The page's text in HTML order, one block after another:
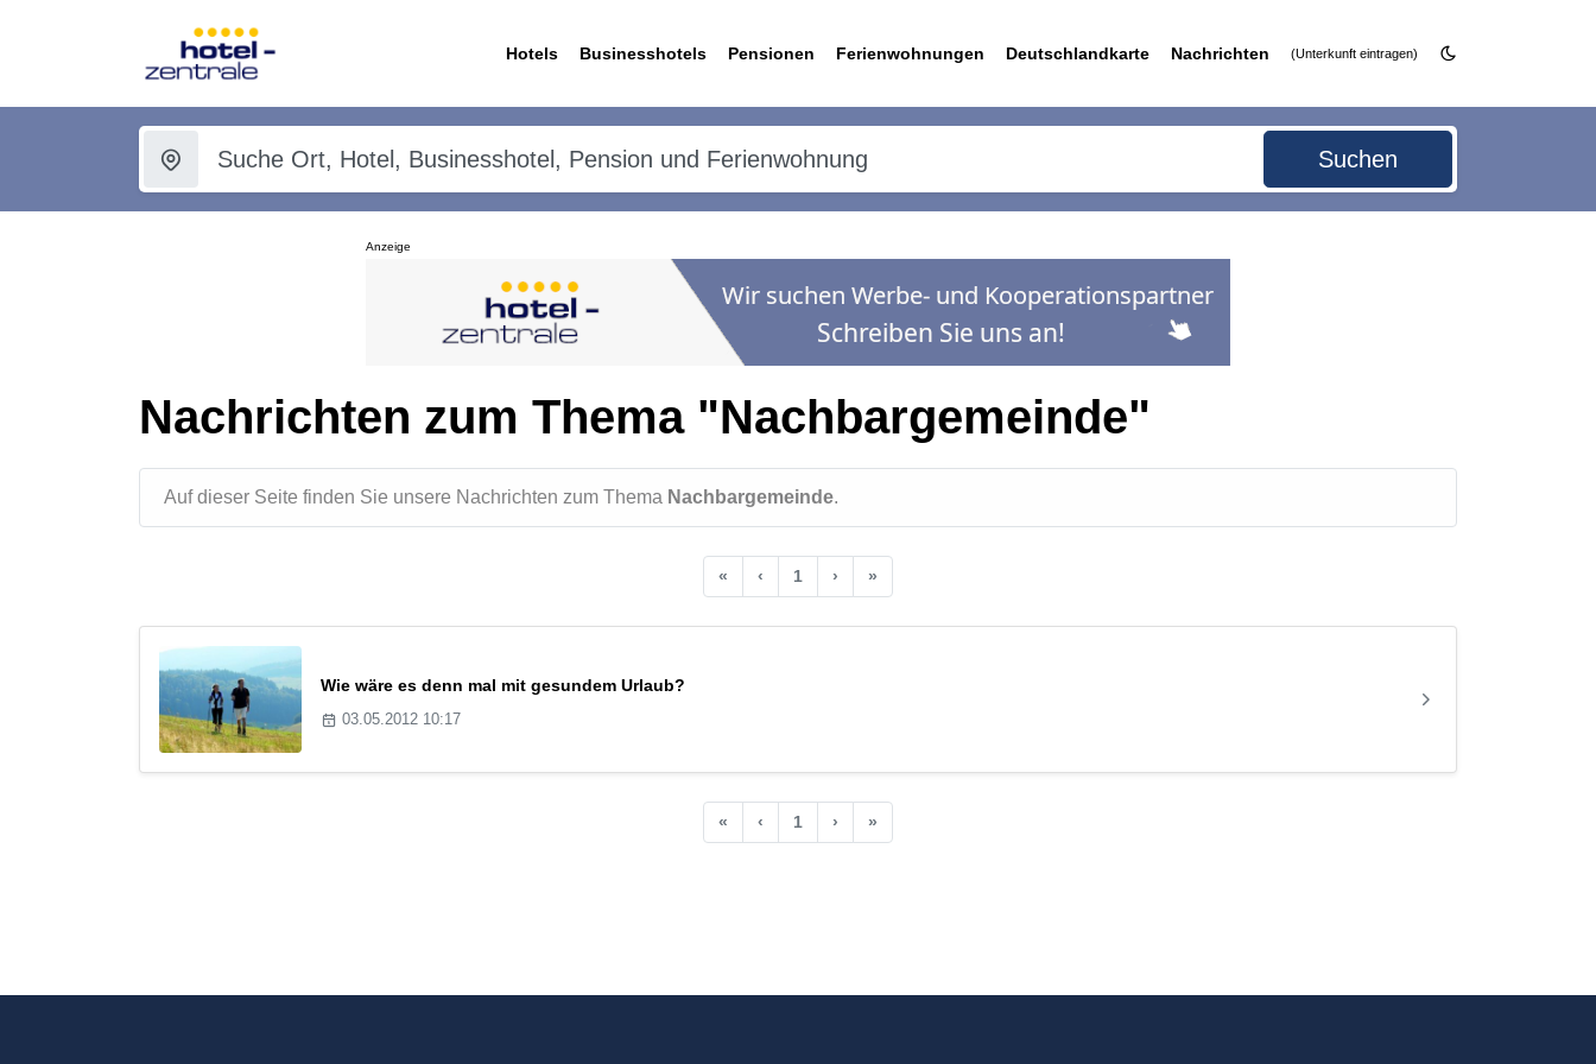
Hotels Businesshotels Pensionen Ferienwohnungen Deutschlandkarte Nachrichten (Unterkunft eintragen)
Suchen
Anzeige
Nachrichten zum Thema "Nachbargemeinde"
Auf dieser Seite finden Sie unsere Nachrichten zum Thema Nachbargemeinde.
« ‹ 1 › »
Wie wäre es denn mal mit gesundem Urlaub?
03.05.2012 10:17
« ‹ 1 › »